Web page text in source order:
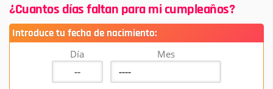
¿Cuantos días faltan para mi cumpleaños?
Introduce tu fecha de nacimiento:
Día Mes